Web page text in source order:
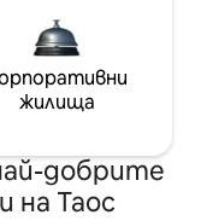
жилища
добрите
на Таос